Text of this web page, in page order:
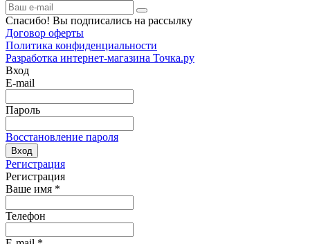
Спасибо! Вы подписались на рассылку
Договор оферты
Политика конфиденциальности
Разработка интернет-магазина Точка.ру
Вход
E-mail
Пароль
Восстановление пароля
Вход
Регистрация
Регистрация
Ваше имя *
Телефон